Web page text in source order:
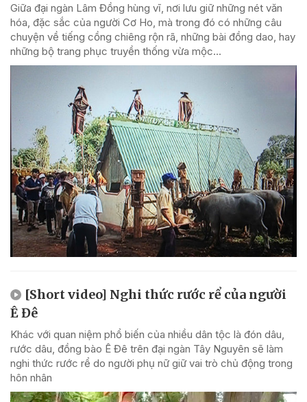
Giữa đại ngàn Lâm Đồng hùng vĩ, nơi lưu giữ những nét văn
hóa, đặc sắc của người Cơ Ho, mà trong đó có những câu
chuyện về tiếng cồng chiêng rộn rã, những bài đồng dao, hay
những bộ trang phục truyền thống vừa mộc...
[Short video] Nghi thức rước rể của người
Ê Đê
Khác với quan niệm phổ biến của nhiều dân tộc là đón dâu,
rước dâu, đồng bào Ê Đê trên đại ngàn Tây Nguyên sẽ làm
nghi thức rước rể do người phụ nữ giữ vai trò chủ động trong
hôn nhân